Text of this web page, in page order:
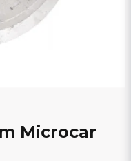
Microcar